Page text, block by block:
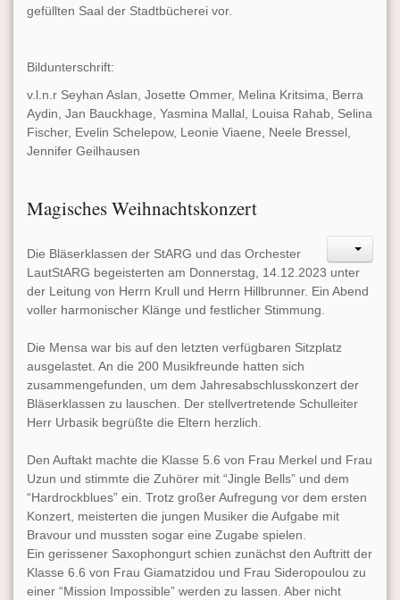
gefüllten Saal der Stadtbücherei vor.
Bildunterschrift:
v.l.n.r Seyhan Aslan, Josette Ommer, Melina Kritsima, Berra
Aydin, Jan Bauckhage, Yasmina Mallal, Louisa Rahab, Selina
Fischer, Evelin Schelepow, Leonie Viaene, Neele Bressel,
Jennifer Geilhausen
Magisches Weihnachtskonzert
Die Bläserklassen der StARG und das Orchester
LautStARG begeisterten am Donnerstag, 14.12.2023 unter
der Leitung von Herrn Krull und Herrn Hillbrunner. Ein Abend
voller harmonischer Klänge und festlicher Stimmung.
Die Mensa war bis auf den letzten verfügbaren Sitzplatz
ausgelastet. An die 200 Musikfreunde hatten sich
zusammengefunden, um dem Jahresabschlusskonzert der
Bläserklassen zu lauschen. Der stellvertretende Schulleiter
Herr Urbasik begrüßte die Eltern herzlich.
Den Auftakt machte die Klasse 5.6 von Frau Merkel und Frau
Uzun und stimmte die Zuhörer mit “Jingle Bells” und dem
“Hardrockblues” ein. Trotz großer Aufregung vor dem ersten
Konzert, meisterten die jungen Musiker die Aufgabe mit
Bravour und mussten sogar eine Zugabe spielen.
Ein gerissener Saxophongurt schien zunächst den Auftritt der
Klasse 6.6 von Frau Giamatzidou und Frau Sideropoulou zu
einer “Mission Impossible” werden zu lassen. Aber nicht